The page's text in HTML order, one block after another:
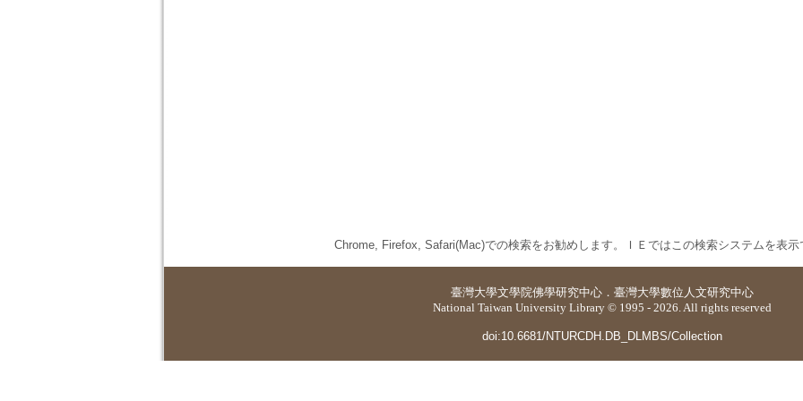
Chrome, Firefox, Safari(Mac)での検索をお勧めします。ＩＥではこの検索システムを表示
臺灣大學文學院佛學研究中心 ． 臺灣大學數位人文研究中心
National Taiwan University Library © 1995 - 2026. All rights reserved
doi:10.6681/NTURCDH.DB_DLMBS/Collection